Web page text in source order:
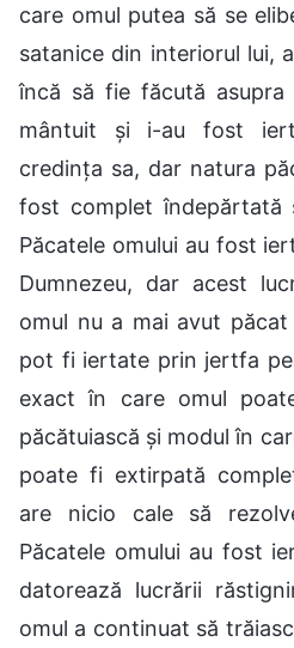
care omul putea să se
satanice din interiorul lui,
încă să fie făcută
mântuit și i-au fost
credința sa, dar natura
fost complet îndepărtată
Păcatele omului au fost
Dumnezeu, dar acest
omul nu a mai avut păcat
pot fi iertate prin jertfa
exact în care omul
păcătuiască și modul în
poate fi extirpată
are nicio cale să
Păcatele omului au fost
datorează lucrării
omul a continuat să